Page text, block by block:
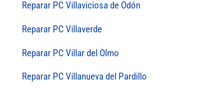
Reparar PC Villaviciosa de Odón
Reparar PC Villaverde
Reparar PC Villar del Olmo
Reparar PC Villanueva del Pardillo